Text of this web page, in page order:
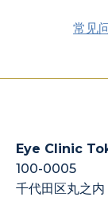
常见
Eye Clinic
100-0005
千代田区丸之内